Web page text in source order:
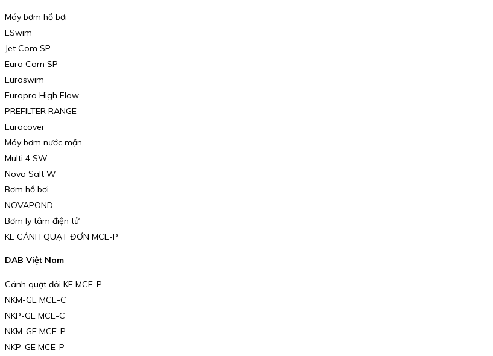
Máy bơm hồ bơi
ESwim
Jet Com SP
Euro Com SP
Euroswim
Europro High Flow
PREFILTER RANGE
Eurocover
Máy bơm nước mặn
Multi 4 SW
Nova Salt W
Bơm hồ bơi
NOVAPOND
Bơm ly tâm điện tử
KE CÁNH QUẠT ĐƠN MCE-P
DAB Việt Nam
Cánh quạt đôi KE MCE-P
NKM-GE MCE-C
NKP-GE MCE-C
NKM-GE MCE-P
NKP-GE MCE-P